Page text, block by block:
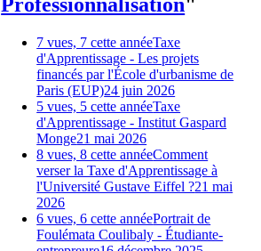
7 vues, 7 cette annéeTaxe
d'Apprentissage - Les projets
financés par l'École d'urbanisme de
Paris (EUP)24 juin 2026
5 vues, 5 cette annéeTaxe
d'Apprentissage - Institut Gaspard
Monge21 mai 2026
8 vues, 8 cette annéeComment
verser la Taxe d'Apprentissage à
l'Université Gustave Eiffel ?21 mai
2026
6 vues, 6 cette annéePortrait de
Foulémata Coulibaly - Étudiante-